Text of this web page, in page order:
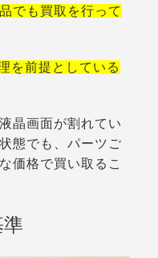
でも買取を行って
を前提としている
晶画面が割れてい
態でも、パーツご
価格で買い取るこ